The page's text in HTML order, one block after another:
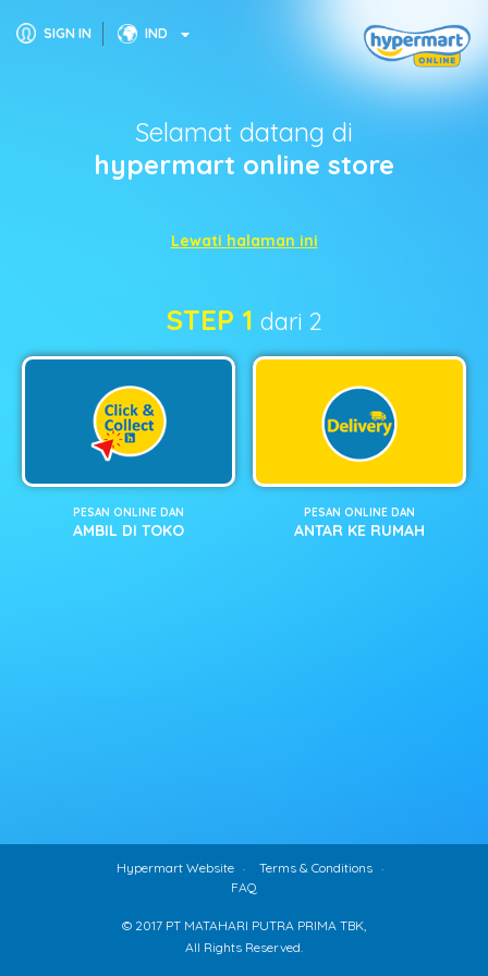
SIGN IN IND
Selamat datang di
hypermart online store
Lewati halaman ini
STEP 1 dari 2
PESAN ONLINE DAN
AMBIL DI TOKO
PESAN ONLINE DAN
ANTAR KE RUMAH
Hypermart Website
Terms & Conditions
FAQ
© 2017 PT MATAHARI PUTRA PRIMA TBK,
All Rights Reserved.